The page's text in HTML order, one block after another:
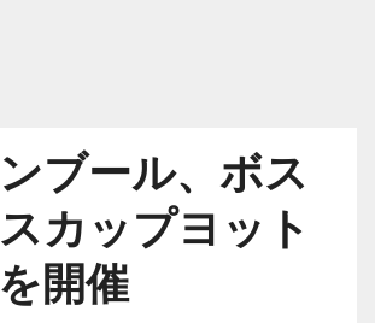
ブール、ボス
カップヨット
開催